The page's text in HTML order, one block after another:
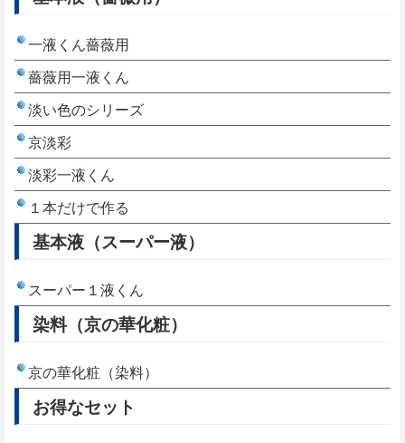
一液くん薔薇用
薔薇用一液くん
淡い色のシリーズ
京淡彩
淡彩一液くん
１本だけで作る
基本液（スーパー液）
スーパー１液くん
染料（京の華化粧）
京の華化粧（染料）
お得なセット